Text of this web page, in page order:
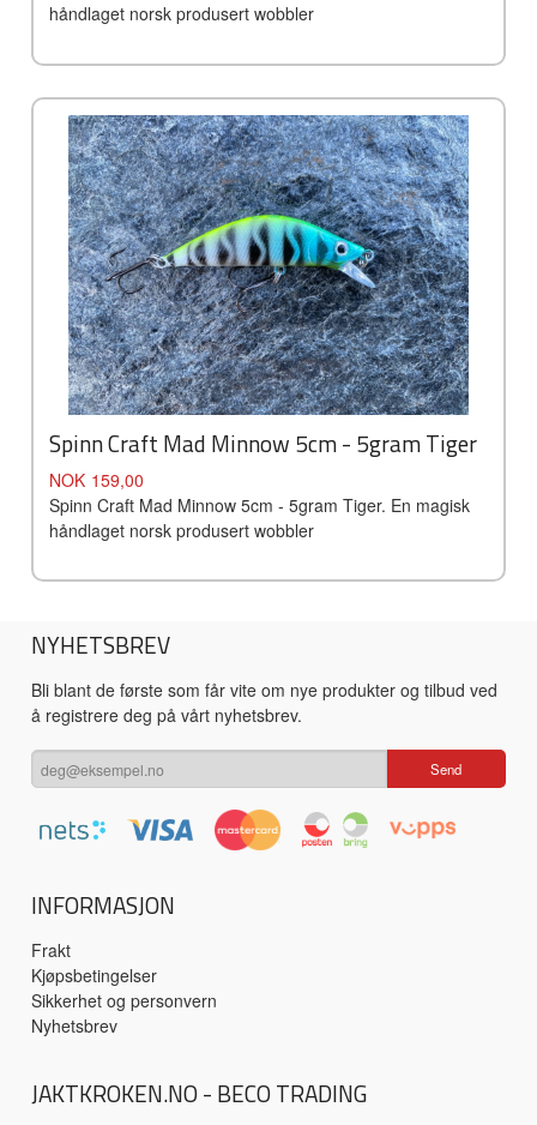
håndlaget norsk produsert wobbler
Spinn Craft Mad Minnow 5cm - 5gram Tiger
Pris
NOK 159,00
Spinn Craft Mad Minnow 5cm - 5gram Tiger. En magisk
håndlaget norsk produsert wobbler
NYHETSBREV
Bli blant de første som får vite om nye produkter og tilbud ved
å registrere deg på vårt nyhetsbrev.
INFORMASJON
Frakt
Kjøpsbetingelser
Sikkerhet og personvern
Nyhetsbrev
JAKTKROKEN.NO - BECO TRADING